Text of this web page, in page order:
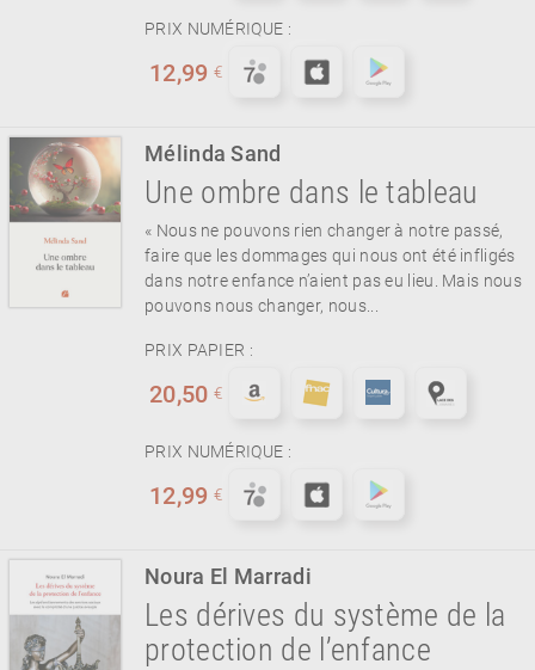
PRIX NUMÉRIQUE :
12,99 €
Mélinda Sand
Une ombre dans le tableau
« Nous ne pouvons rien changer à notre passé,
faire que les dommages qui nous ont été infligés
dans notre enfance n’aient pas eu lieu. Mais nous
pouvons nous changer, nous...
PRIX PAPIER :
20,50 €
PRIX NUMÉRIQUE :
12,99 €
Noura El Marradi
Les dérives du système de la
protection de l’enfance